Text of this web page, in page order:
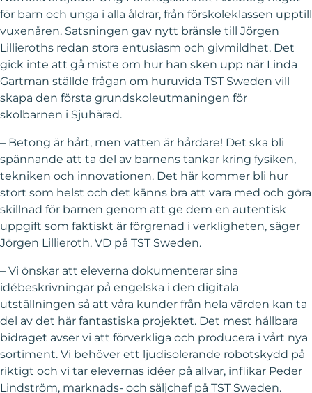
för barn och unga i alla åldrar, från förskoleklassen upptill
vuxenåren. Satsningen gav nytt bränsle till Jörgen
Lillieroths redan stora entusiasm och givmildhet. Det
gick inte att gå miste om hur han sken upp när Linda
Gartman ställde frågan om huruvida TST Sweden vill
skapa den första grundskoleutmaningen för
skolbarnen i Sjuhärad.
– Betong är hårt, men vatten är hårdare! Det ska bli
spännande att ta del av barnens tankar kring fysiken,
tekniken och innovationen. Det här kommer bli hur
stort som helst och det känns bra att vara med och göra
skillnad för barnen genom att ge dem en autentisk
uppgift som faktiskt är förgrenad i verkligheten, säger
Jörgen Lillieroth, VD på TST Sweden.
– Vi önskar att eleverna dokumenterar sina
idébeskrivningar på engelska i den digitala
utställningen så att våra kunder från hela värden kan ta
del av det här fantastiska projektet. Det mest hållbara
bidraget avser vi att förverkliga och producera i vårt nya
sortiment. Vi behöver ett ljudisolerande robotskydd på
riktigt och vi tar elevernas idéer på allvar, inflikar Peder
Lindström, marknads- och säljchef på TST Sweden.